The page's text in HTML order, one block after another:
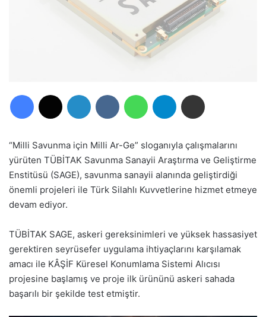
“Milli Savunma için Milli Ar-Ge” sloganıyla çalışmalarını
yürüten TÜBİTAK Savunma Sanayii Araştırma ve Geliştirme
Enstitüsü (SAGE), savunma sanayii alanında geliştirdiği
önemli projeleri ile Türk Silahlı Kuvvetlerine hizmet etmeye
devam ediyor.
TÜBİTAK SAGE, askeri gereksinimleri ve yüksek hassasiyet
gerektiren seyrüsefer uygulama ihtiyaçlarını karşılamak
amacı ile KÂŞİF Küresel Konumlama Sistemi Alıcısı
projesine başlamış ve proje ilk ürününü askeri sahada
başarılı bir şekilde test etmiştir.